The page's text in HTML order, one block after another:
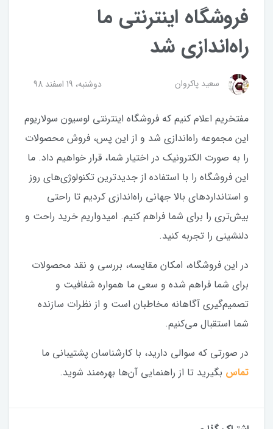
فروشگاه اینترنتی ما
راه‌اندازی شد
سعید پاکروان دوشنبه، 19 اسفند 98
مفتخریم اعلام کنیم که فروشگاه اینترنتی لوسیون سولاریوم
این مجموعه راه‌اندازی شد و از این پس، فروش محصولات
را به صورت الکترونیک در اختیار شما، قرار خواهیم داد. ما
این فروشگاه را با استفاده از جدیدترین تکنولوژی‌های روز
و استانداردهای بالا جهانی راه‌اندازی کردیم تا راحتی
بیش‌تری را برای شما فراهم کنیم. امیدواریم خرید راحت و
دلنشینی را تجربه کنید.
در این فروشگاه، امکان مقایسه، بررسی و نقد محصولات
برای شما فراهم شده و سعی ما همواره شفافیت و
تصمیم‌گیری آگاهانه مخاطبان است و از نظرات سازنده
شما استقبال می‌کنیم.
در صورتی که سوالی دارید، با کارشناسان پشتیبانی ما
تماس بگیرید تا از راهنمایی آن‌ها بهره‌مند شوید.